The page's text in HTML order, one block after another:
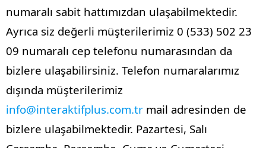
numaralı sabit hattımızdan ulaşabilmektedir.
Ayrıca siz değerli müşterilerimiz 0 (533) 502 23
09 numaralı cep telefonu numarasından da
bizlere ulaşabilirsiniz. Telefon numaralarımız
dışında müşterilerimiz
info@interaktifplus.com.tr mail adresinden de
bizlere ulaşabilmektedir. Pazartesi, Salı